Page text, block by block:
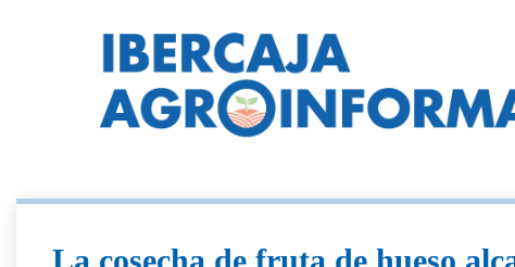
La cosecha de fruta de hueso